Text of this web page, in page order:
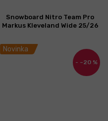
Novinka
–20 %
Snowboard Nitro Team Pro
Markus Kleveland Wide 25/26